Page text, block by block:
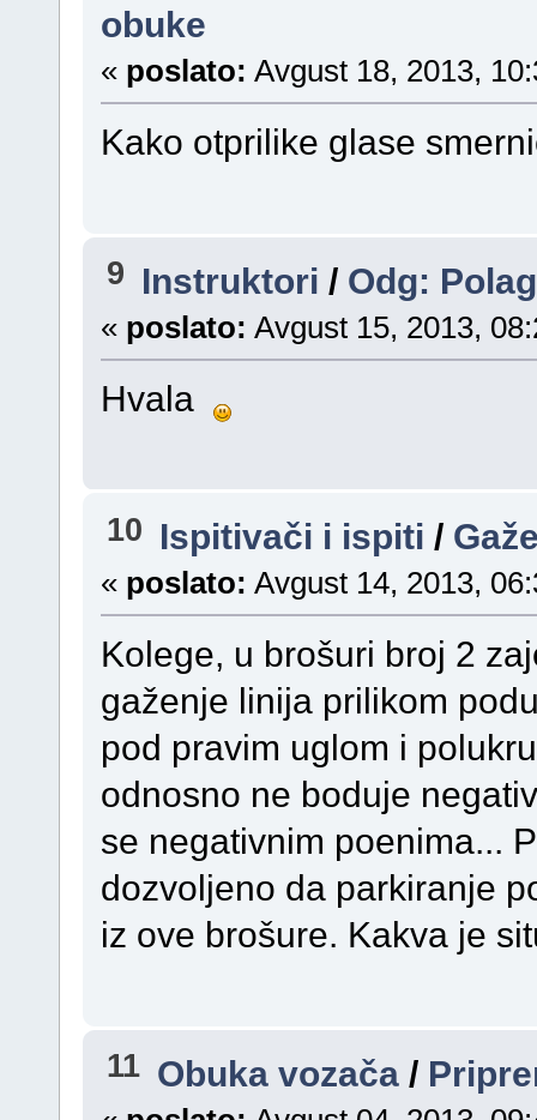
obuke
« poslato: Avgust 18, 2013,
Kako otprilike glase
9 Instruktori / Odg:
« poslato: Avgust 15, 2013,
Hvala
10 Ispitivači i ispiti /
« poslato: Avgust 14, 2013,
Kolege, u brošuri broj 2
gaženje linija prilikom
pod pravim uglom i
odnosno ne boduje
se negativnim poenima...
dozvoljeno da parkiranje
iz ove brošure. Kakva je
11 Obuka vozača /